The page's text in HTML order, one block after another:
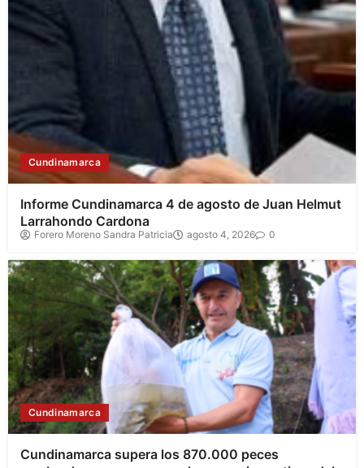
Cundinamarca
Informe Cundinamarca 4 de agosto de Juan Helmut
Larrahondo Cardona
Forero Moreno Sandra Patricia agosto 4, 2026 0
Cundinamarca
Cundinamarca supera los 870.000 peces